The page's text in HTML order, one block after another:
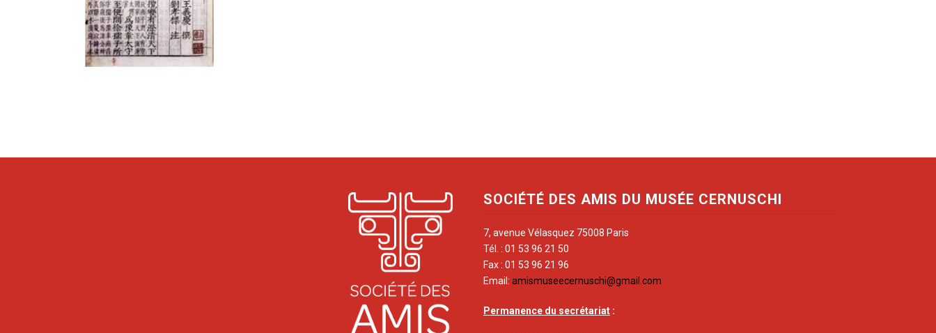
SOCIÉTÉ DES AMIS DU MUSÉE CERNUSCHI
7, avenue Vélasquez 75008 Paris
Tél. : 01 53 96 21 50
Fax : 01 53 96 21 96
Email: amismuseecernuschi@gmail.com
Permanence du secrétariat :